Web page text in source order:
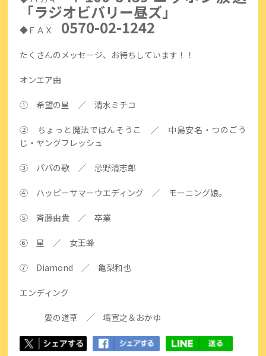
「ラジオビバリー昼ズ」
◆ＦＡＸ 0570-02-1242
たくさんのメッセージ、お待ちしています！！
オンエア曲
① 希望の星 ／ 清水ミチコ
② ちょっと魔法でばんそうこ ／ 中島安名・つのごう
じ・ヤングフレッシュ
③ パパの歌 ／ 忌野清志郎
④ ハッピーサマーウエディング ／ モーニング娘。
⑤ 斉藤由貴 ／ 卒業
⑥ 星 ／ 女王蜂
⑦ Diamond ／ 亀梨和也
エンディング
愛の道草 ／ 塙宣之＆おかゆ